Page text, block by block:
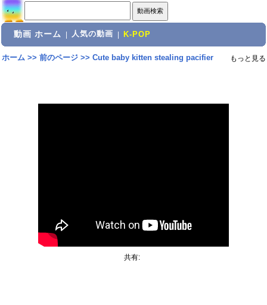
動画 ホーム 人気の動画 K-POP
ホーム>> 前のページ>> Cute baby kitten stealing pacifier もっと見る
共有: